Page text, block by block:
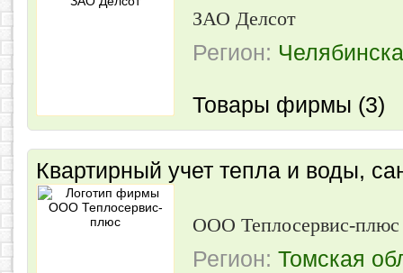
ЗАО Делсот
Регион:
Товары фирмы (3)
Квартирный учет тепла и воды,
ООО Теплосервис-плюс
Регион: Томская